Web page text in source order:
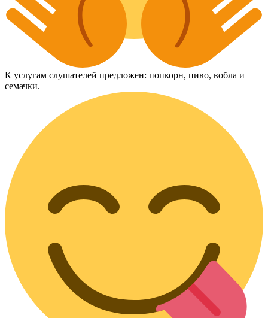
К услугам слушателей предложен: попкорн, пиво, вобла и
семачки.